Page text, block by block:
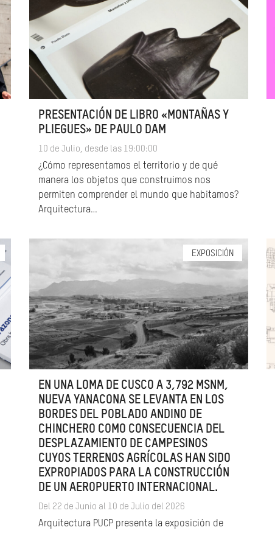
PRESENTACIÓN DE LIBRO «MONTAÑAS Y
PLIEGUES» DE PAULO DAM
10 de Julio, desde las 19:00:00
¿Cómo representamos el territorio y de qué
manera los objetos que construimos nos
permiten comprender el mundo que habitamos?
Arquitectura…
EXPOSICIÓN
EN UNA LOMA DE CUSCO A 3,792 MSNM,
NUEVA YANACONA SE LEVANTA EN LOS
BORDES DEL POBLADO ANDINO DE
CHINCHERO COMO CONSECUENCIA DEL
DESPLAZAMIENTO DE CAMPESINOS
CUYOS TERRENOS AGRÍCOLAS HAN SIDO
EXPROPIADOS PARA LA CONSTRUCCIÓN
DE UN AEROPUERTO INTERNACIONAL.
Del 22 de Junio al 10 de Julio del 2026
Arquitectura PUCP presenta la exposición de